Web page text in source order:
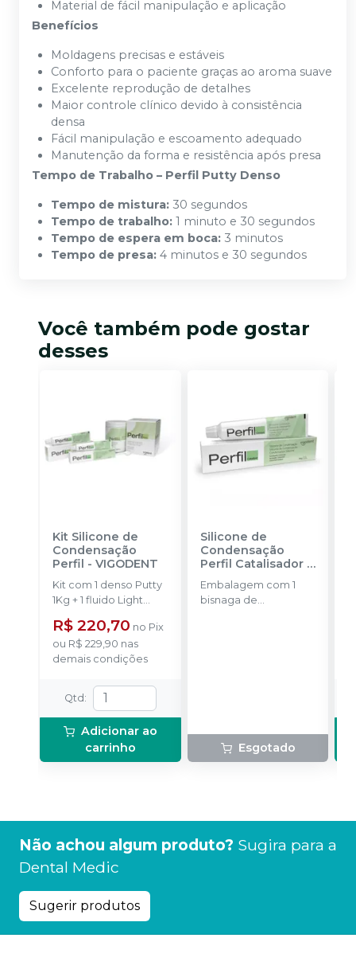
Material de fácil manipulação e aplicação
Benefícios
Moldagens precisas e estáveis
Conforto para o paciente graças ao aroma suave
Excelente reprodução de detalhes
Maior controle clínico devido à consistência
densa
Fácil manipulação e escoamento adequado
Manutenção da forma e resistência após presa
Tempo de Trabalho – Perfil Putty Denso
Tempo de mistura: 30 segundos
Tempo de trabalho: 1 minuto e 30 segundos
Tempo de espera em boca: 3 minutos
Tempo de presa: 4 minutos e 30 segundos
Você também pode gostar
desses
Kit Silicone de
Condensação
Perfil -VIGODENT
Kit com 1 denso Putty
1Kg + 1 fluido Light
catalisador 60ml.
R$ 220,70 no Pix
ou R$ 229,90 nas
demais condições
Qtd :
Adicionar ao
carrinho
Silicone de
Condensação
Perfil Catalisador-
Embalagem com 1
bisnaga de
Esgotado
Não achou algum produto? Sugira para a
Dental Medic
Sugerir produtos